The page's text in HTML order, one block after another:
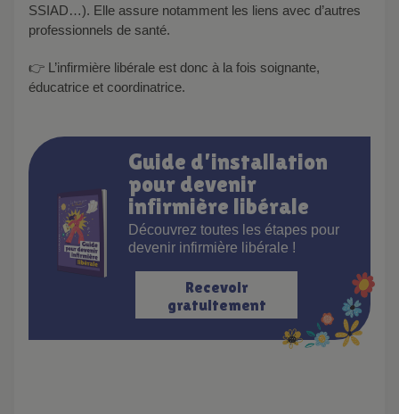
SSIAD…). Elle assure notamment les liens avec d’autres
professionnels de santé.
👉 L’infirmière libérale est donc à la fois soignante,
éducatrice et coordinatrice.
Guide d’installation
pour devenir
infirmière libérale
Découvrez toutes les étapes pour
devenir infirmière libérale !
Recevoir
gratuitement